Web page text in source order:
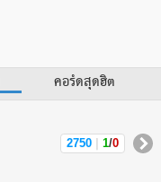
คอร์ดสุดฮิต
2750 1/0